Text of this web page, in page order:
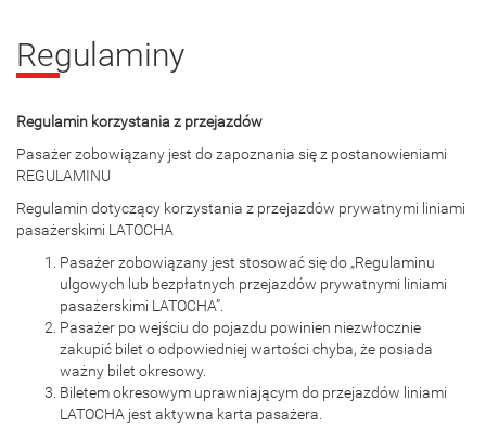
Regulaminy
Regulamin korzystania z przejazdów
Pasażer zobowiązany jest do zapoznania się z postanowieniami
REGULAMINU
Regulamin dotyczący korzystania z przejazdów prywatnymi liniami
pasażerskimi LATOCHA
Pasażer zobowiązany jest stosować się do „Regulaminu
ulgowych lub bezpłatnych przejazdów prywatnymi liniami
pasażerskimi LATOCHA”.
Pasażer po wejściu do pojazdu powinien niezwłocznie
zakupić bilet o odpowiedniej wartości chyba, że posiada
ważny bilet okresowy.
Biletem okresowym uprawniającym do przejazdów liniami
LATOCHA jest aktywna karta pasażera.